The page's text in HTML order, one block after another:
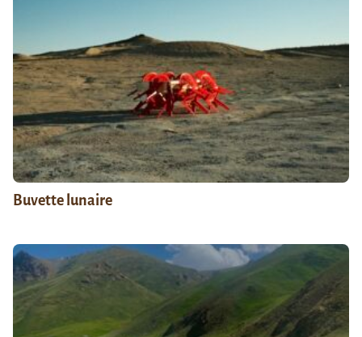
Buvette lunaire